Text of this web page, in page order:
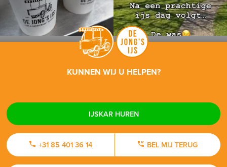
KUNNEN WIJ U HELPEN?
IJSKAR HUREN
+31 85 401 36 14 BEL MIJ TERUG